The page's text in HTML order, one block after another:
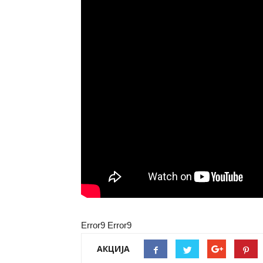
Error9 Error9
АКЦИЈА